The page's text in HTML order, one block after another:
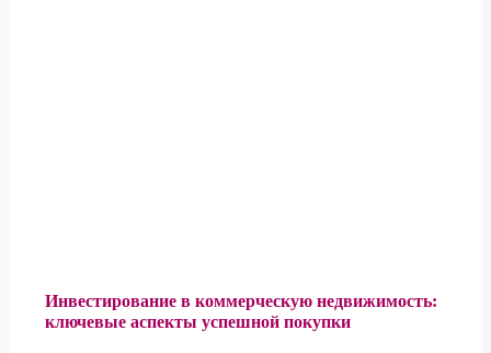
Инвестирование в коммерческую недвижимость:
ключевые аспекты успешной покупки